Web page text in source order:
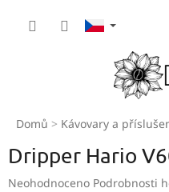
Domů Kávovary a
Dripper Hario
Průměrné
Neohodnoceno Podrobnosti